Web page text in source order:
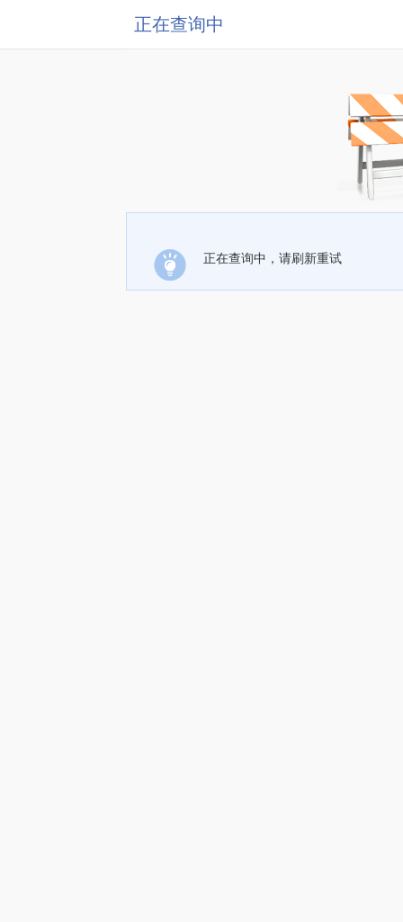
正在查询中
正在查询中，请刷新重试